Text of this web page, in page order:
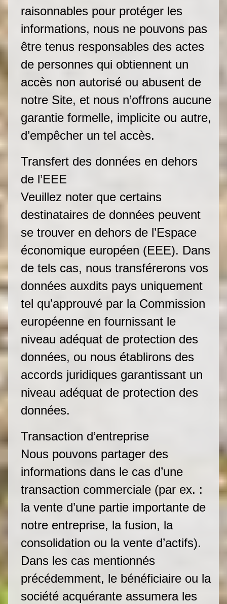
raisonnables pour protéger les
informations, nous ne pouvons pas
être tenus responsables des actes
de personnes qui obtiennent un
accès non autorisé ou abusent de
notre Site, et nous n’offrons aucune
garantie formelle, implicite ou autre,
d’empêcher un tel accès.
Transfert des données en dehors
de l’EEE
Veuillez noter que certains
destinataires de données peuvent
se trouver en dehors de l’Espace
économique européen (EEE). Dans
de tels cas, nous transférerons vos
données auxdits pays uniquement
tel qu’approuvé par la Commission
européenne en fournissant le
niveau adéquat de protection des
données, ou nous établirons des
accords juridiques garantissant un
niveau adéquat de protection des
données.
Transaction d’entreprise
Nous pouvons partager des
informations dans le cas d’une
transaction commerciale (par ex. :
la vente d’une partie importante de
notre entreprise, la fusion, la
consolidation ou la vente d’actifs).
Dans les cas mentionnés
précédemment, le bénéficiaire ou la
société acquérante assumera les